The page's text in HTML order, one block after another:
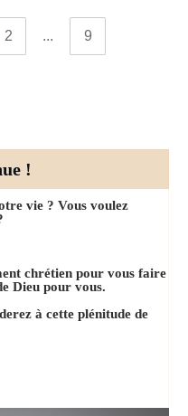
2 ... 9
!
vie ? Vous voulez
chrétien pour vous faire
Dieu pour vous.
à cette plénitude de